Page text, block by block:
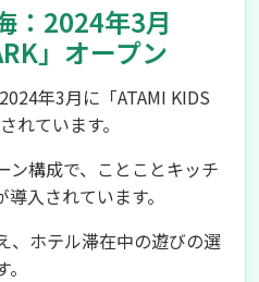
：2024年3月
」オープン
年3月に「ATAMI KIDS
れています。
ン構成で、ことことキッチ
入されています。
、ホテル滞在中の遊びの選